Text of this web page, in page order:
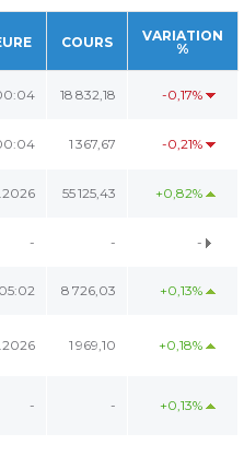
COURS
VARIATION
%
18 832,18 -0,17%
1 367,67 -0,21%
55 125,43 +0,82%
- - -
8 726,03 +0,13%
1 969,10 +0,18%
- - +0,13%